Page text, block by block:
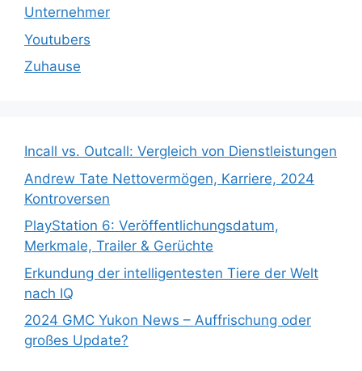
Unternehmer
Youtubers
Zuhause
Incall vs. Outcall: Vergleich von Dienstleistungen
Andrew Tate Nettovermögen, Karriere, 2024
Kontroversen
PlayStation 6: Veröffentlichungsdatum,
Merkmale, Trailer & Gerüchte
Erkundung der intelligentesten Tiere der Welt
nach IQ
2024 GMC Yukon News – Auffrischung oder
großes Update?